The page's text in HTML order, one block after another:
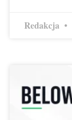
Redakcja